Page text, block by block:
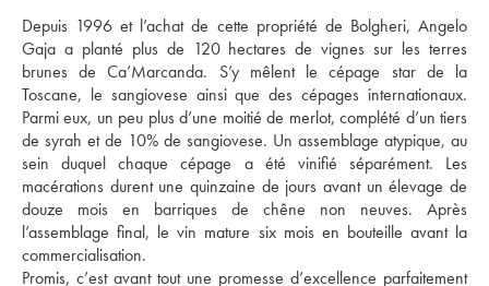
Depuis 1996 et l’achat de cette propriété de Bolgheri, Angelo
Gaja a planté plus de 120 hectares de vignes sur les terres
brunes de Ca’Marcanda. S’y mêlent le cépage star de la
Toscane, le sangiovese ainsi que des cépages internationaux.
Parmi eux, un peu plus d’une moitié de merlot, complété d’un tiers
de syrah et de 10% de sangiovese. Un assemblage atypique, au
sein duquel chaque cépage a été vinifié séparément. Les
macérations durent une quinzaine de jours avant un élevage de
douze mois en barriques de chêne non neuves. Après
l’assemblage final, le vin mature six mois en bouteille avant la
commercialisation.
Promis, c’est avant tout une promesse d’excellence parfaitement